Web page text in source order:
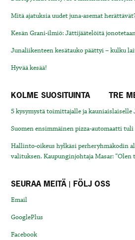
Mitä ajatuksia uudet juna-asemat
Kesän Grani-ilmiö: Jättijäätelöitä
Junaliikenteen kesätauko päättyi – kulku
Hyvää kesää!
KOLME SUOSITUINTA TRE
5 kysymystä toimittajalle ja kauniaislaiselle
Suomen ensimmäinen pizza-automaatti
Hallinto-oikeus hylkäsi perheryhmäkodin
valituksen. Kaupunginjohtaja Masar: “Olen
SEURAA MEITÄ | FÖLJ OSS
Email
GooglePlus
Facebook